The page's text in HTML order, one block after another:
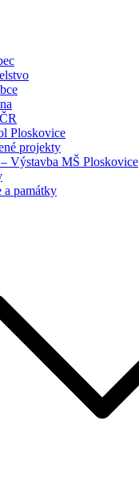
Ploskovice
projekty
Výstavba MŠ Ploskovice
a památky